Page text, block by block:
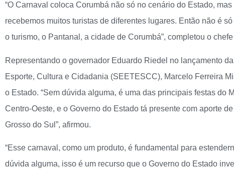
“O Carnaval coloca Corumbá não só no cenário do Estado,
recebemos muitos turistas de diferentes lugares. Então não é
o turismo, o Pantanal, a cidade de Corumbá”, completou o
Representando o governador Eduardo Riedel no lançamento
Esporte, Cultura e Cidadania (SEETESCC), Marcelo Ferreira
o Estado. “Sem dúvida alguma, é uma das principais festas do
Centro-Oeste, e o Governo do Estado tá presente com aporte
Grosso do Sul”, afirmou.
“Esse carnaval, como um produto, é fundamental para
dúvida alguma, isso é um recurso que o Governo do Estado